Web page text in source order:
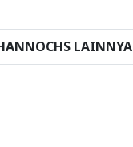
LAINNYA